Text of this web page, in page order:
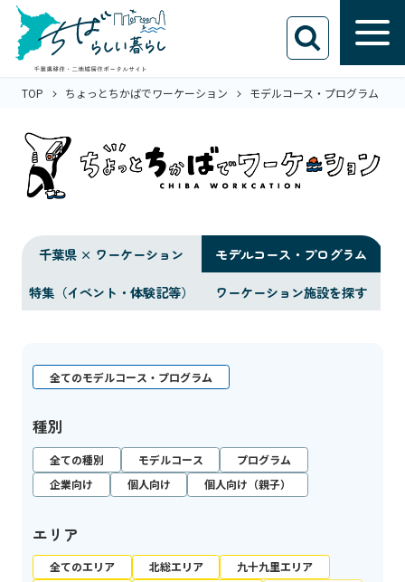
TOP ちょっとちかばでワーケーション モデルコース・プログラム
千葉県 × ワーケーション
モデルコース・プログラム
特集（イベント・体験記等）
ワーケーション施設を探す
全てのモデルコース・プログラム
種別
全ての種別 モデルコース
プログラム
企業向け
個人向け 個人向け（親子）
エリア
全てのエリア 北総エリア
九十九里エリア